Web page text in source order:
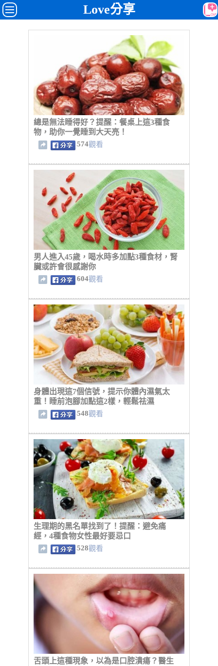
Love分享
總是無法睡得好？提醒：餐桌上這3種食
物，助你一覺睡到大天亮！
574觀看
男人進入45歲，喝水時多加點3種食材，腎
臟或許會很感謝你
604觀看
身體出現這7個信號，提示你體內濕氣太
重！睡前泡腳加點這2樣，輕鬆祛濕
548觀看
生理期的黑名單找到了！提醒：避免痛
經，4種食物女性最好要忌口
528觀看
舌頭上這種現象，以為是口腔潰瘍？醫生